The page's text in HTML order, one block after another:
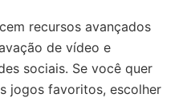
recursos avançados
de vídeo e
sociais. Se você quer
jogos favoritos, escolher